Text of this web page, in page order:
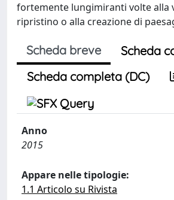
fortemente lungimiranti volte alla
ripristino o alla creazione di
Scheda breve
Scheda
Scheda completa (DC)
Anno
2015
Appare nelle tipologie:
1.1 Articolo su Rivista